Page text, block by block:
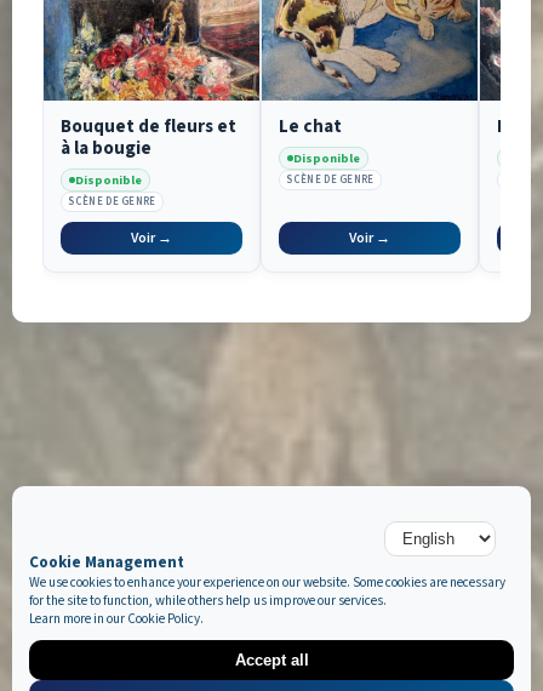
Bouquet de fleurs et
à la bougie
Disponible
SCÈNE DE GENRE
Voir →
Le chat
Disponible
SCÈNE DE GENRE
Voir →
Cookie Management
We use cookies to enhance your experience on our website. Some cookies are necessary
for the site to function, while others help us improve our services.
Learn more in our Cookie Policy.
Accept all